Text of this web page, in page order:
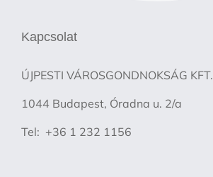
Kapcsolat
ÚJPESTI VÁROSGONDNOKSÁG KFT.
1044 Budapest, Óradna u. 2/a
Tel: +36 1 232 1156